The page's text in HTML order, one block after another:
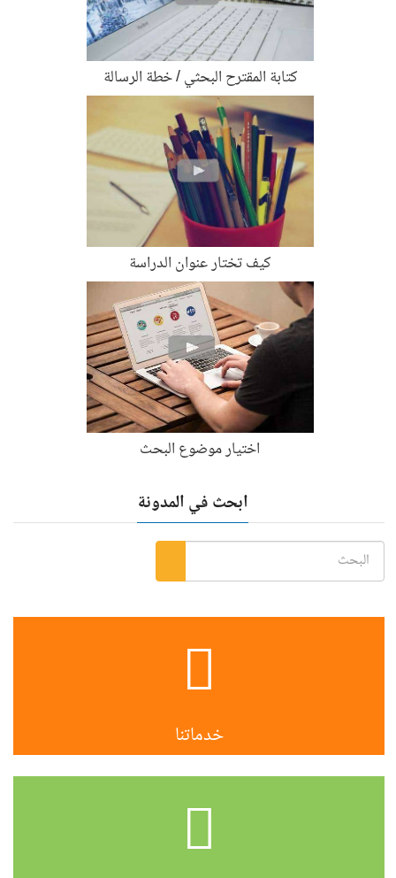
كتابة المقترح البحثي / خطة الرسالة
كيف تختار عنوان الدراسة
اختيار موضوع البحث
ابحث في المدونة
خدماتنا